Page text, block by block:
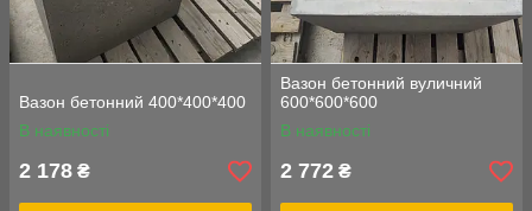
Вазон бетонний 400*400*400
В наявності
2 178 ₴
Вазон бетонний вуличний
600*600*600
В наявності
2 772 ₴